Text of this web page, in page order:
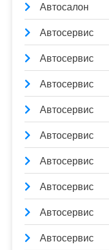
Автосалон
Автосервис
Автосервис
Автосервис
Автосервис
Автосервис
Автосервис
Автосервис
Автосервис
Автосервис